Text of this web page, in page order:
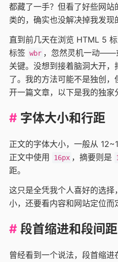
都藏了一手？但看了好些网
类的，确实也没解决掉我发现
直到前几天在浏览 HTML 5
标签 wbr ，忽然灵机一动——
关键。没想到接着脑洞大开
了。我的方法可能不是独创
开一篇文章，以下是我的独家
字体大小和行距
正文的字体大小，一般从
正文中使用
16px ，摘要则是
距。
这只是全凭我个人喜好的选
小，还要看内容和网站定位而
段首缩进和段间距
曾经看到一个说法，段首缩